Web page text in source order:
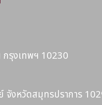
กรุงเทพฯ 10230
จังหวัดสมุทรปราการ